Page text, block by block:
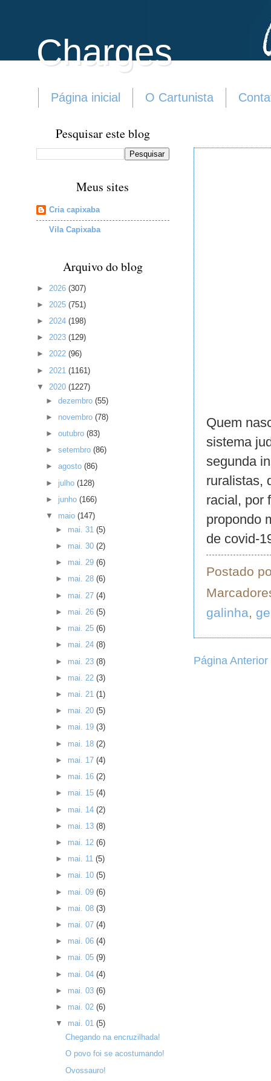
Charges
Página inicial O Cartunista
Quem
sistema
segunda
ruralistas,
racial, por
propondo
de covid-
Postado
galinha,
Página Anterior
Pesquisar este blog
Meus sites
Cria capixaba
Vila Capixaba
Arquivo do blog
► 2026 (307)
► 2025 (751)
► 2024 (198)
► 2023 (129)
► 2022 (96)
► 2021 (1161)
▼ 2020 (1227)
►dezembro(55)
► novembro(78)
►outubro(83)
►setembro(86)
►agosto(86)
► julho(128)
► junho(166)
▼ maio(147)
► mai. 31 (5)
► mai. 30 (2)
► mai. 29 (6)
► mai. 28 (6)
► mai. 27 (4)
► mai. 26 (5)
► mai. 25 (6)
► mai. 24 (8)
► mai. 23 (8)
► mai. 22 (3)
► mai. 21 (1)
► mai. 20 (5)
► mai. 19 (3)
► mai. 18 (2)
► mai. 17 (4)
► mai. 16 (2)
► mai. 15 (4)
► mai. 14 (2)
► mai. 13 (8)
► mai. 12 (6)
► mai. 11 (5)
► mai. 10 (5)
► mai. 09 (6)
► mai. 08 (3)
► mai. 07 (4)
► mai. 06 (4)
► mai. 05 (9)
► mai. 04 (4)
► mai. 03 (6)
► mai. 02 (6)
▼ mai. 01 (5)
Chegando na encruzilhada!
O povo foi se acostumando!
Ovossauro!